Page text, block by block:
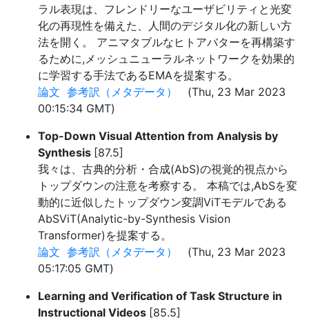
ラル表現は、フレンドリーなユーザビリティと光変
化の再現性を備えた、人間のデジタル化の新しい方
法を開く。 アニマタブルなヒトアバターを再構築す
るために,メッシュニューラルネットワークを効果的
に学習する手法であるEMAを提案する。
論文 参考訳（メタデータ）
(Thu, 23 Mar 2023
00:15:34 GMT)
Top-Down Visual Attention from Analysis by
Synthesis [87.5]
我々は、古典的分析・合成(AbS)の視覚的視点から
トップダウンの注意を考察する。 本稿では,AbSを変
動的に近似したトップダウン変調ViTモデルである
AbSViT(Analytic-by-Synthesis Vision
Transformer)を提案する。
論文 参考訳（メタデータ）
(Thu, 23 Mar 2023
05:17:05 GMT)
Learning and Verification of Task Structure in
Instructional Videos [85.5]